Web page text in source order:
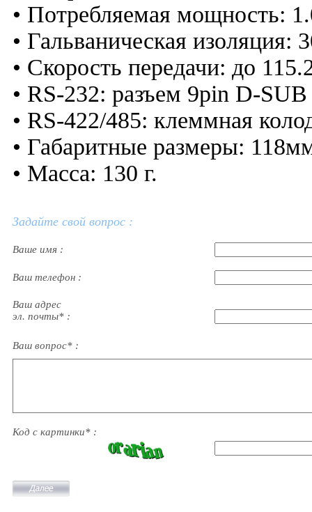
• Потребляемая мощность:
• Гальваническая изоляция:
• Скорость передачи: до
• RS-232: разъем 9pin D-SUB
• RS-422/485: клеммная
• Габаритные размеры:
• Масса: 130 г.
Задайте свой вопрос :
Ваше имя :
Ваш телефон :
Ваш адрес
эл. почты* :
Ваш вопрос* :
Код с картинки* :